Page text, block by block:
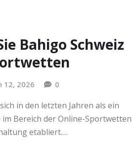
Bahigo Schweiz
12, 2026 0
in den letzten Jahren als ein
Bereich der Online-Sportwetten
etabliert.…